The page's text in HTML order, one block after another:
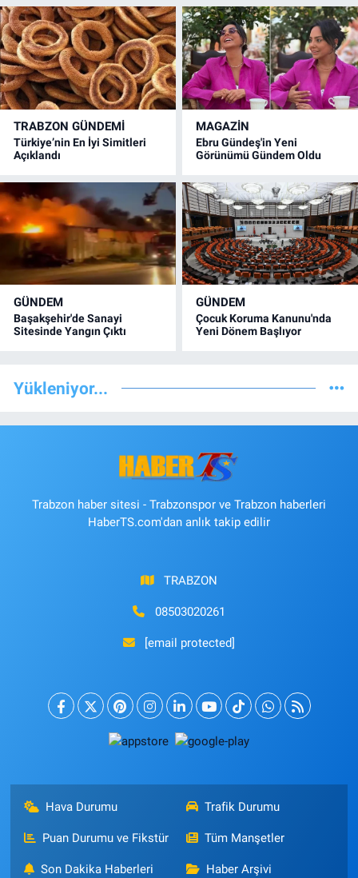
TRABZON GÜNDEMİ
Türkiye’nin En İyi Simitleri
Açıklandı
MAGAZİN
Ebru Gündeş'in Yeni
Görünümü Gündem Oldu
GÜNDEM
Başakşehir'de Sanayi
Sitesinde Yangın Çıktı
GÜNDEM
Çocuk Koruma Kanunu'nda
Yeni Dönem Başlıyor
Yükleniyor...
Trabzon haber sitesi - Trabzonspor ve Trabzon haberleri
HaberTS.com'dan anlık takip edilir
TRABZON
08503020261
[email protected]
Hava Durumu Trafik Durumu
Puan Durumu ve Fikstür Tüm Manşetler
Son Dakika Haberleri Haber Arşivi